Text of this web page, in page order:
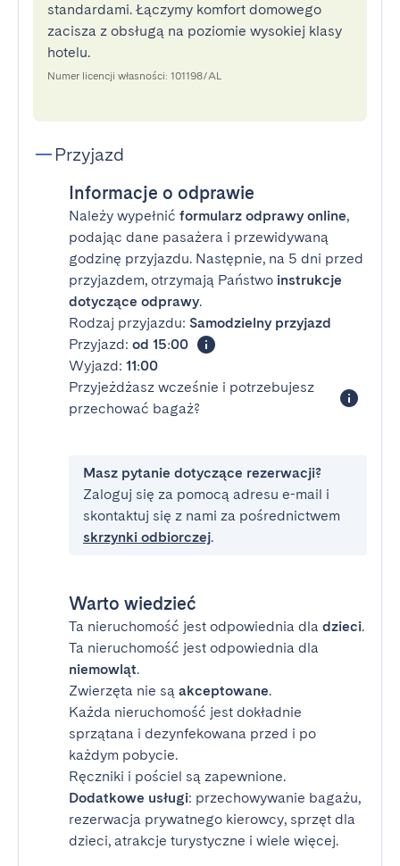
standardami. Łączymy komfort domowego
zacisza z obsługą na poziomie wysokiej klasy
hotelu.
Numer licencji własności: 101198/AL
Przyjazd
Informacje o odprawie
Należy wypełnić formularz odprawy online,
podając dane pasażera i przewidywaną
godzinę przyjazdu. Następnie, na 5 dni przed
przyjazdem, otrzymają Państwo instrukcje
dotyczące odprawy.
Rodzaj przyjazdu: Samodzielny przyjazd
Przyjazd: od 15:00
Wyjazd: 11:00
Przyjeżdżasz wcześnie i potrzebujesz
przechować bagaż?
Masz pytanie dotyczące rezerwacji?
Zaloguj się za pomocą adresu e-mail i
skontaktuj się z nami za pośrednictwem
skrzynki odbiorczej.
Warto wiedzieć
Ta nieruchomość jest odpowiednia dla dzieci.
Ta nieruchomość jest odpowiednia dla
niemowląt.
Zwierzęta nie są akceptowane.
Każda nieruchomość jest dokładnie
sprzątana i dezynfekowana przed i po
każdym pobycie.
Ręczniki i pościel są zapewnione.
Dodatkowe usługi: przechowywanie bagażu,
rezerwacja prywatnego kierowcy, sprzęt dla
dzieci, atrakcje turystyczne i wiele więcej.